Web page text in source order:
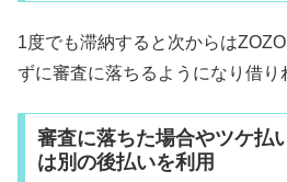
1度でも滞納すると次からは
ずに審査に落ちるようになり借り
審査に落ちた場合やツケ払
は別の後払いを利用